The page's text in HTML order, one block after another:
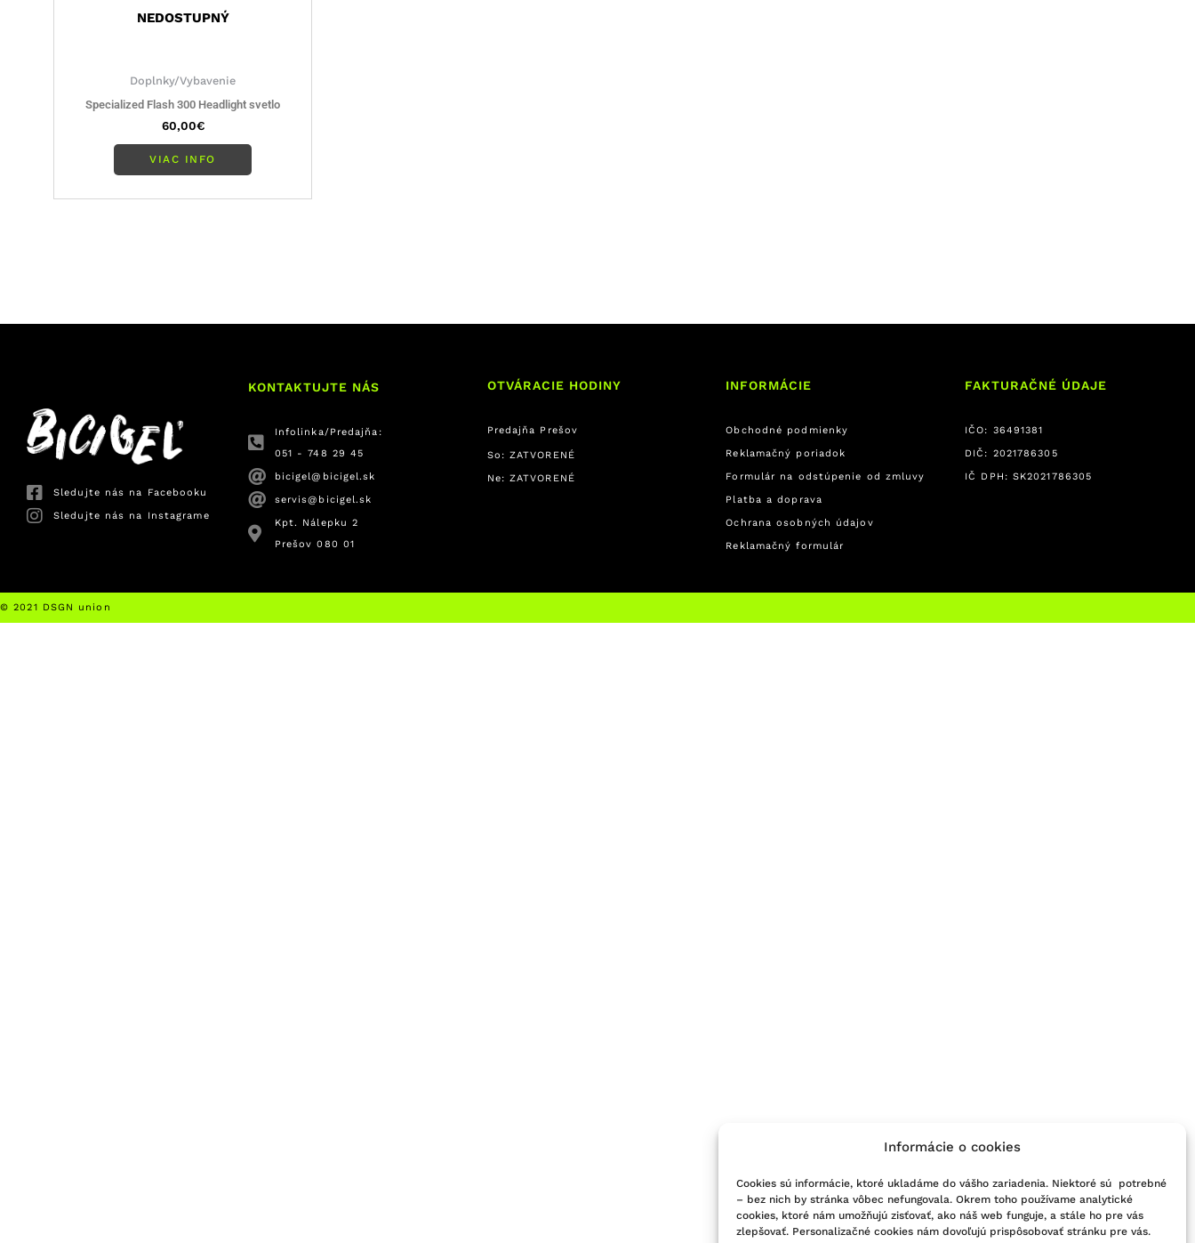
Informácie o cookies
Cookies sú informácie, ktoré ukladáme do vášho zariadenia. Niektoré sú potrebné
– bez nich by stránka vôbec nefungovala. Okrem toho používame analytické
cookies, ktoré nám umožňujú zisťovať, ako náš web funguje, a stále ho pre vás
zlepšovať. Personalizačné cookies nám dovoľujú prispôsobovať stránku pre vás.
NEDOSTUPNÝ
Doplnky/Vybavenie
Specialized Flash 300 Headlight svetlo
60,00€
VIAC INFO
Sledujte nás na Facebooku
Sledujte nás na Instagrame
KONTAKTUJTE NÁS
Infolinka/Predajňa:
051 - 748 29 45
bicigel@bicigel.sk
servis@bicigel.sk
Kpt. Nálepku 2
Prešov 080 01
OTVÁRACIE HODINY
Predajňa Prešov
So: ZATVORENÉ
Ne: ZATVORENÉ
INFORMÁCIE
Obchodné podmienky
Reklamačný poriadok
Formulár na odstúpenie od zmluvy
Platba a doprava
Ochrana osobných údajov
Reklamačný formulár
FAKTURAČNÉ ÚDAJE
IČO: 36491381
DIČ: 2021786305
IČ DPH: SK2021786305
© 2021 DSGN union